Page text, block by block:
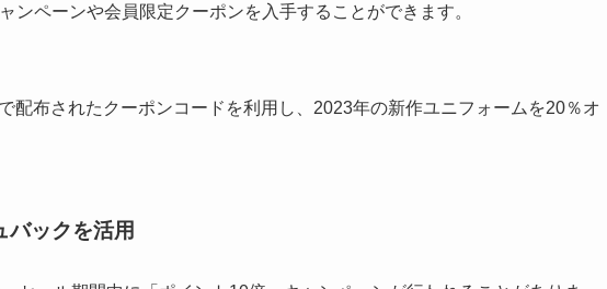
ンペーンや会員限定クーポンを入手することができます。
配布されたクーポンコードを利用し、2023年の新作ユニフォームを20％オ
バックを活用